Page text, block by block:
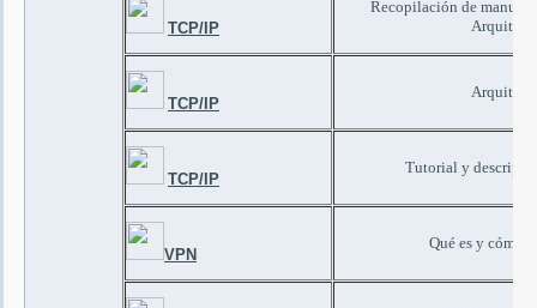
TCP/IP
Recopilación de
TCP/IP
TCP/IP
Tutorial y
VPN
Qué es y cómo